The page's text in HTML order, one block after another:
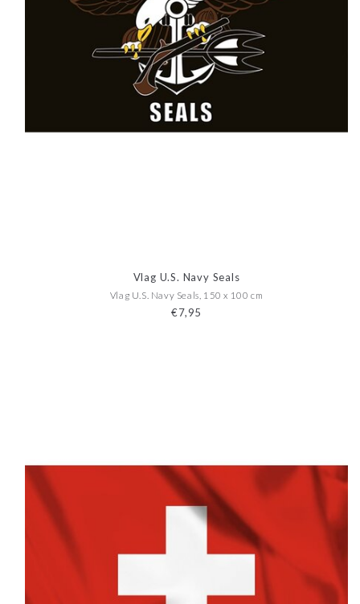
Vlag U.S. Navy Seals
Vlag U.S. Navy Seals, 150 x 100 cm
€7,95